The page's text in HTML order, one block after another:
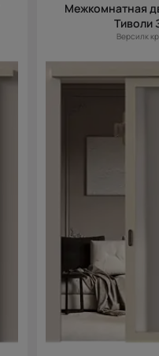
Межкомнатная
Тиволи
Версилк